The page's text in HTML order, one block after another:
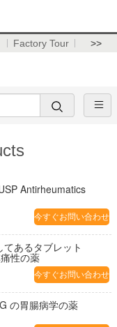
Factory Tour >>
Antirheumatics
今すぐお問い合わせ
あるタブレット
性の薬
今すぐお問い合わせ
の胃腸病学の薬